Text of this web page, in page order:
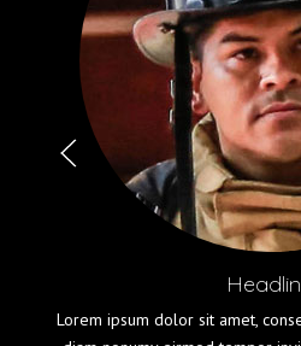
Lorem ipsum dolor sit amet,